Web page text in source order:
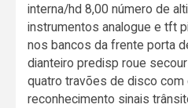
interna/hd 8,00 número de
instrumentos analogue e tft
nos bancos da frente porta
dianteiro predisp roue
quatro travões de disco
reconhecimento sinais